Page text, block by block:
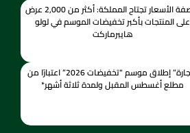
عاصفة الأسعار تجتاح المملكة: أكثر من 2,000 عرض
على المنتجات بأكبر تخفيضات الموسم في لولو
هايبرماركت
التجارة” إطلاق موسم “تخفيضات 2026” اعتبارًا من
مطلع أغسطس المقبل ولمدة ثلاثة أشهر*